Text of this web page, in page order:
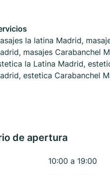
la latina Madrid,
masajes Carabanchel
la Latina Madrid,
estetica Carabanchel
de apertura
10:00 a 19:00